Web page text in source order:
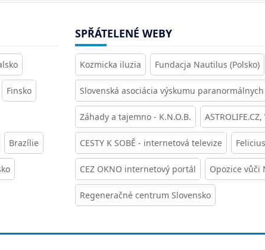
Finsko
Brazílie
SPŘÁTELENÉ WEBY
Kozmicka iluzia Fundacja Nautilus (Polsko)
Slovenská asociácia výskumu
Záhady a tajemno - K.N.O.B.
CESTY K SOBĚ - internetová televize
CEZ OKNO internetový portál Opozice vůči
Regeneračné centrum Slovensko